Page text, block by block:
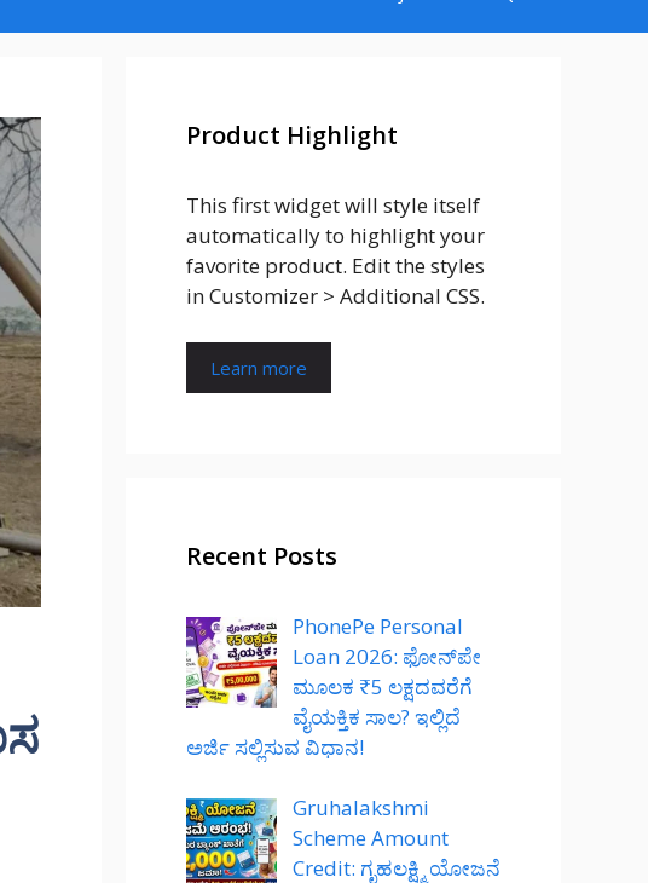
Product Highlight
This first widget will style itself
automatically to highlight your
favorite product. Edit the styles
in Customizer > Additional CSS.
Learn more
Recent Posts
PhonePe Personal
Loan 2026: ಫೋನ್‌ಪೇ
ಮೂಲಕ ₹5 ಲಕ್ಷದವರೆಗೆ
ವೈಯಕ್ತಿಕ ಸಾಲ? ಇಲ್ಲಿದೆ
ಅರ್ಜಿ ಸಲ್ಲಿಸುವ ವಿಧಾನ!
Gruhalakshmi
Scheme Amount
Credit: ಗೃಹಲಕ್ಷ್ಮಿ ಯೋಜನೆ